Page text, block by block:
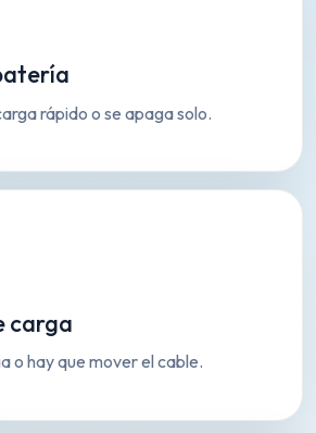
rápido o se apaga solo.
carga
o hay que mover el cable.